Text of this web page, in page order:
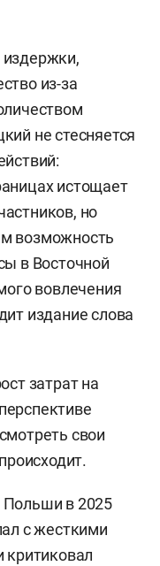
из-за
не стесняется
истощает
но
возможность
в Восточной
вовлечения
издание слова
затрат на
свои
Польши в 2025
с жесткими
критиковал